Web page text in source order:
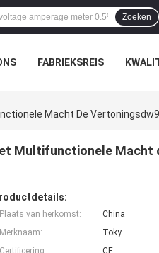
Zoeken
FABRIEKSREIS
Macht De
Multifunctionele Macht
Plaats van herkomst:
China
Merknaam:
Toky